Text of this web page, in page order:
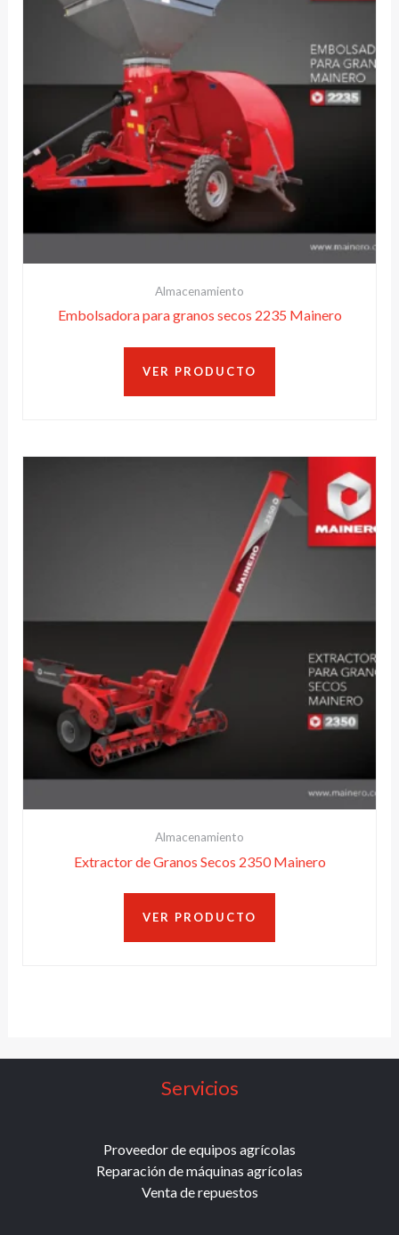
Almacenamiento
Embolsadora para granos secos 2235 Mainero
VER PRODUCTO
Almacenamiento
Extractor de Granos Secos 2350 Mainero
VER PRODUCTO
Servicios
Proveedor de equipos agrícolas
Reparación de máquinas agrícolas
Venta de repuestos